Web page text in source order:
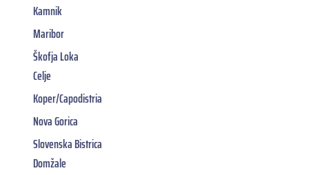
Kamnik
Maribor
Škofja Loka
Celje
Koper/Capodistria
Nova Gorica
Slovenska Bistrica
Domžale